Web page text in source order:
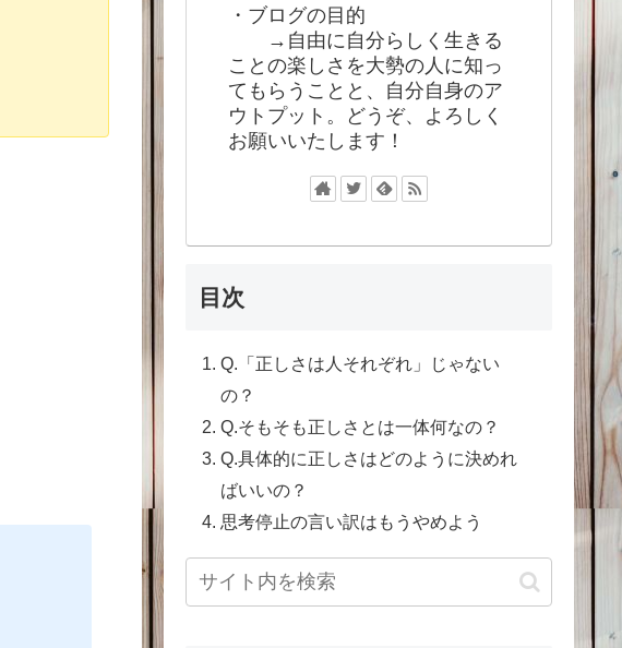
・ブログの目的
→自由に自分らしく生きる
ことの楽しさを大勢の人に知っ
てもらうことと、自分自身のア
ウトプット。どうぞ、よろしく
お願いいたします！
目次
Q.「正しさは人それぞれ」じゃない
の？
Q.そもそも正しさとは一体何なの？
Q.具体的に正しさはどのように決めれ
ばいいの？
思考停止の言い訳はもうやめよう